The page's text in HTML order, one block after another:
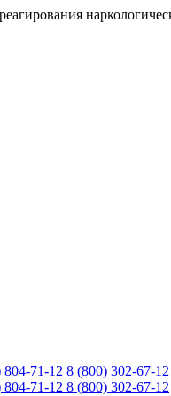
804-71-12 8 (800) 302-67-12
804-71-12 8 (800) 302-67-12